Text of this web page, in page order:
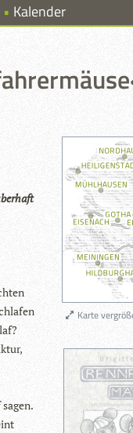
Kalender
Karte